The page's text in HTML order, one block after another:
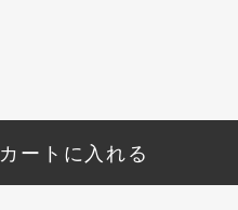
カートに入れる